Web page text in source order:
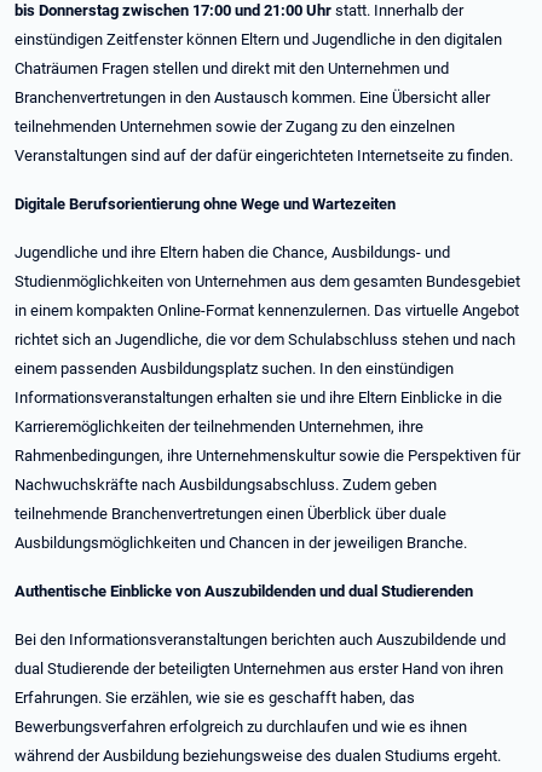
bis Donnerstag zwischen 17:00 und 21:00 Uhr statt. Innerhalb der
einstündigen Zeitfenster können Eltern und Jugendliche in den digitalen
Chaträumen Fragen stellen und direkt mit den Unternehmen und
Branchenvertretungen in den Austausch kommen. Eine Übersicht aller
teilnehmenden Unternehmen sowie der Zugang zu den einzelnen
Veranstaltungen sind auf der dafür eingerichteten Internetseite zu finden.
Digitale Berufsorientierung ohne Wege und Wartezeiten
Jugendliche und ihre Eltern haben die Chance, Ausbildungs- und
Studienmöglichkeiten von Unternehmen aus dem gesamten Bundesgebiet
in einem kompakten Online-Format kennenzulernen. Das virtuelle Angebot
richtet sich an Jugendliche, die vor dem Schulabschluss stehen und nach
einem passenden Ausbildungsplatz suchen. In den einstündigen
Informationsveranstaltungen erhalten sie und ihre Eltern Einblicke in die
Karrieremöglichkeiten der teilnehmenden Unternehmen, ihre
Rahmenbedingungen, ihre Unternehmenskultur sowie die Perspektiven für
Nachwuchskräfte nach Ausbildungsabschluss. Zudem geben
teilnehmende Branchenvertretungen einen Überblick über duale
Ausbildungsmöglichkeiten und Chancen in der jeweiligen Branche.
Authentische Einblicke von Auszubildenden und dual Studierenden
Bei den Informationsveranstaltungen berichten auch Auszubildende und
dual Studierende der beteiligten Unternehmen aus erster Hand von ihren
Erfahrungen. Sie erzählen, wie sie es geschafft haben, das
Bewerbungsverfahren erfolgreich zu durchlaufen und wie es ihnen
während der Ausbildung beziehungsweise des dualen Studiums ergeht.